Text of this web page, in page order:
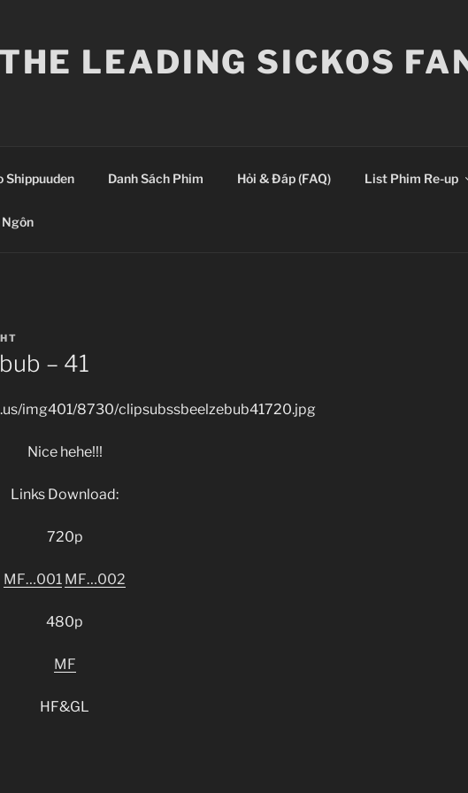
LEADING SICKOS
Shippuuden Danh Sách Phim Hỏi & Đáp (FAQ) List Phim Re-up
Ngôn
– 41
Nice hehe!!!
Links Download:
720p
MF…001 MF…002
480p
MF
HF&GL